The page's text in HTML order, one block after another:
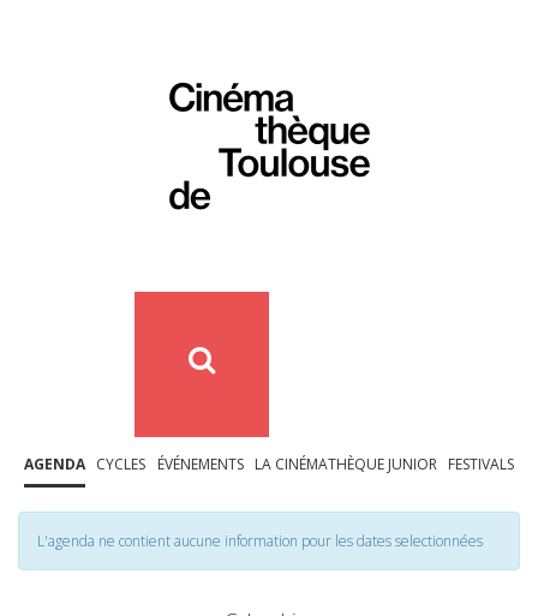
AGENDA CYCLES ÉVÉNEMENTS LA CINÉMATHÈQUE JUNIOR FESTIVALS
L'agenda ne contient aucune information pour les dates selectionnées